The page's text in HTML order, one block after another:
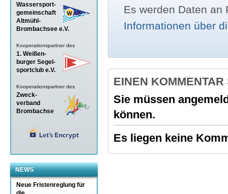
Wassersport-
gemeinschaft
Altmühl-
Brombachsee e.V.
Kooperationspartner des
1. Weißen-
burger Segel-
sportclub e.V.
Kooperationspartner des
Zweck-
verband
Brombachse
NEWS
Neue Fristenreglung für
Es werden Daten an
Informationen über
EINEN
Sie müssen
können.
Es liegen keine